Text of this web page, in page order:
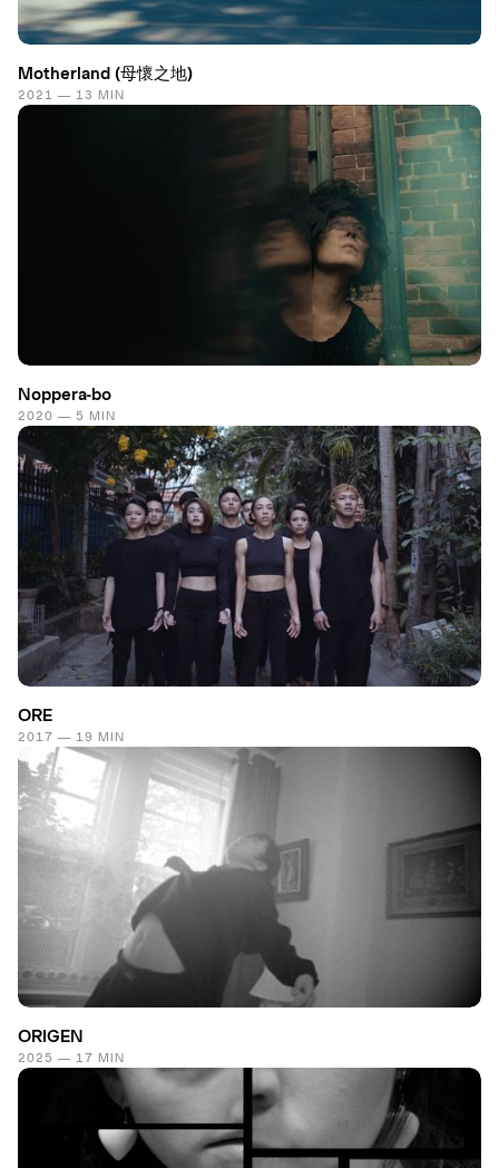
Motherland (母懷之地)
2021 — 13 MIN
Noppera-bo
2020 — 5 MIN
ORE
2017 — 19 MIN
ORIGEN
2025 — 17 MIN